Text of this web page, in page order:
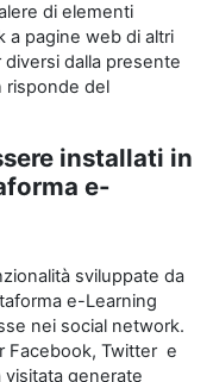
di elementi
a pagine web di altri
dalla presente
risponde del
installati in
e-
sviluppate da
e-Learning
nei social network.
Facebook, Twitter e
visitata generate